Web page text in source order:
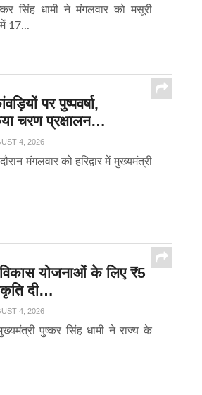
सिंह धामी ने मंगलवार को मसूरी
17...
पर पुष्पवर्षा,
चरण प्रक्षालन…
4, 2026
मंगलवार को हरिद्वार में मुख्यमंत्री
विकास योजनाओं के लिए ₹5
दी…
4, 2026
पुष्कर सिंह धामी ने राज्य के